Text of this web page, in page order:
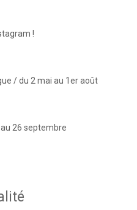
!
/ du 2 mai au 1er août
26 septembre